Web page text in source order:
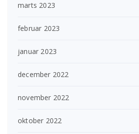
marts 2023
februar 2023
januar 2023
december 2022
november 2022
oktober 2022